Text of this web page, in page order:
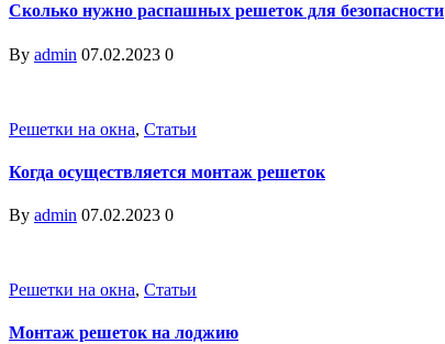
Сколько нужно распашных решеток для безопасности
By admin 07.02.2023 0
Решетки на окна, Статьи
Когда осуществляется монтаж решеток
By admin 07.02.2023 0
Решетки на окна, Статьи
Монтаж решеток на лоджию